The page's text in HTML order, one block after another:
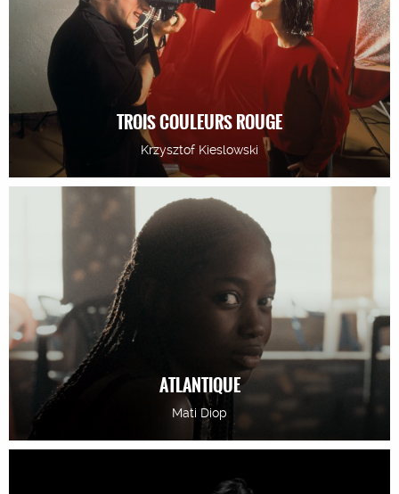
TROIS COULEURS ROUGE
Krzysztof Kieslowski
ATLANTIQUE
Mati Diop